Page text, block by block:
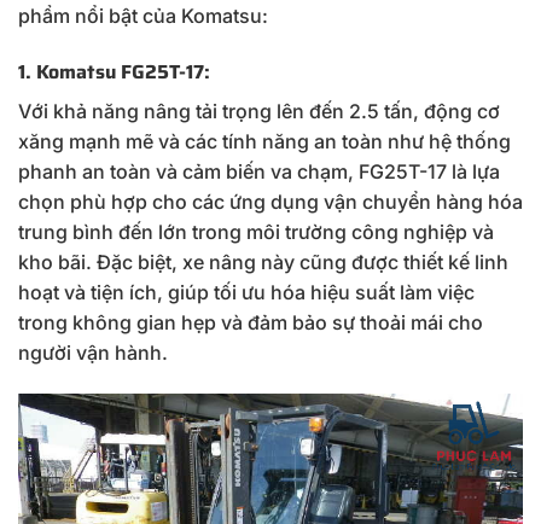
phẩm nổi bật của Komatsu:
1. Komatsu FG25T-17:
Với khả năng nâng tải trọng lên đến 2.5 tấn, động cơ
xăng mạnh mẽ và các tính năng an toàn như hệ thống
phanh an toàn và cảm biến va chạm, FG25T-17 là lựa
chọn phù hợp cho các ứng dụng vận chuyển hàng hóa
trung bình đến lớn trong môi trường công nghiệp và
kho bãi. Đặc biệt, xe nâng này cũng được thiết kế linh
hoạt và tiện ích, giúp tối ưu hóa hiệu suất làm việc
trong không gian hẹp và đảm bảo sự thoải mái cho
người vận hành.